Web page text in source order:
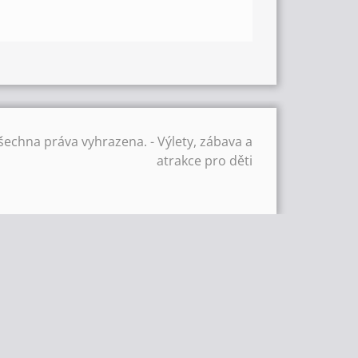
práva vyhrazena. - Výlety, zábava a
atrakce pro děti